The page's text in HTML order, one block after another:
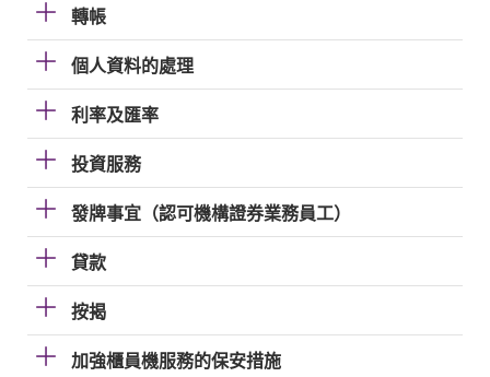
轉帳
個人資料的處理
利率及匯率
投資服務
發牌事宜（認可機構證券業務員工）
貸款
按揭
加強櫃員機服務的保安措施